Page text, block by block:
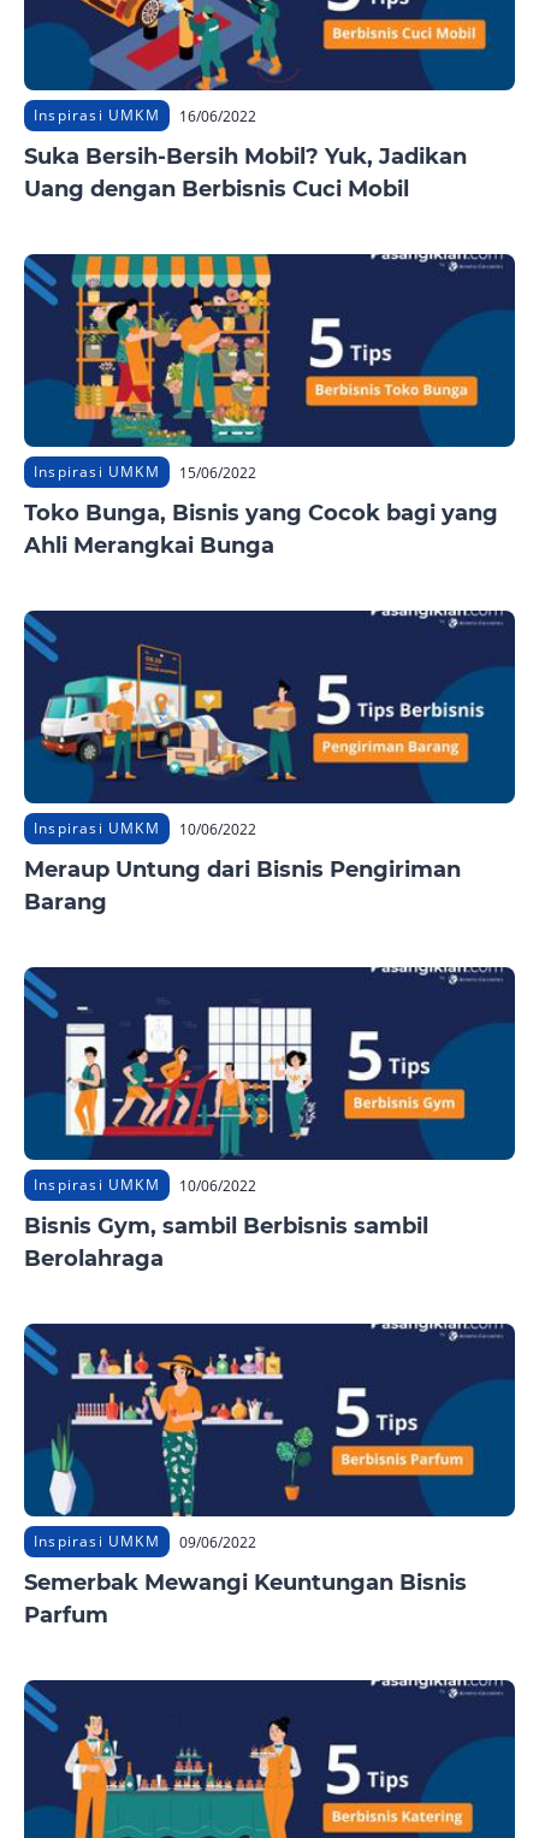
Inspirasi UMKM 16/06/2022
Suka Bersih-Bersih Mobil? Yuk, Jadikan
Uang dengan Berbisnis Cuci Mobil
Inspirasi UMKM 15/06/2022
Toko Bunga, Bisnis yang Cocok bagi yang
Ahli Merangkai Bunga
Inspirasi UMKM 10/06/2022
Meraup Untung dari Bisnis Pengiriman
Barang
Inspirasi UMKM 10/06/2022
Bisnis Gym, sambil Berbisnis sambil
Berolahraga
Inspirasi UMKM 09/06/2022
Semerbak Mewangi Keuntungan Bisnis
Parfum